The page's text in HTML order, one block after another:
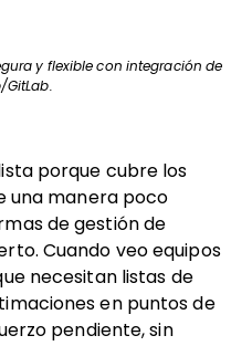
y flexible con integración de
GitLab.
porque cubre los
una manera poco
de gestión de
Cuando veo equipos
necesitan listas de
en puntos de
pendiente, sin